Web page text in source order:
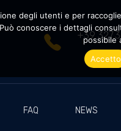
+39
FAQ NEWS
degli utenti e per
conoscere i dettagli
possibile
Accetto